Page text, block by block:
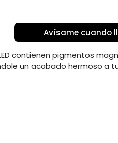
Avísame cuando
contienen pigmentos
un acabado hermoso a